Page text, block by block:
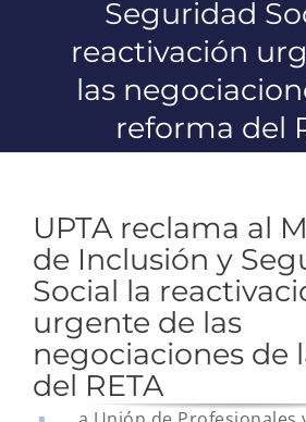
Seguridad
reactivación
las
reforma del
UPTA reclama al
de Inclusión y
Social la
urgente de las
negociaciones de
del RETA